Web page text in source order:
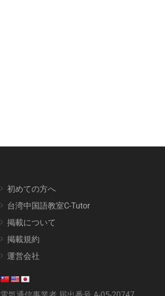
初めての方へ
台湾中国語教室C-Tutor
掲載について
掲載規約
運営会社